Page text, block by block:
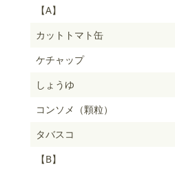
【A】
カットトマト缶
ケチャップ
しょうゆ
コンソメ（顆粒）
タバスコ
【B】